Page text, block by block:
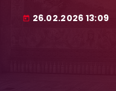
today 26.02.2026 13:09